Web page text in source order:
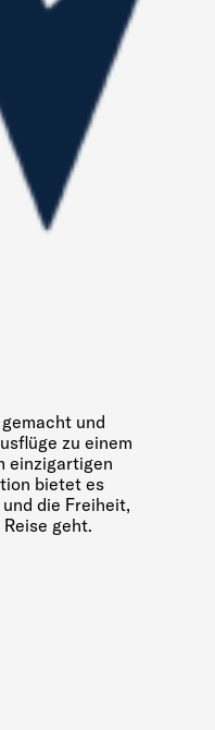
und
zu einem
einzigartigen
bietet es
die Freiheit,
geht.